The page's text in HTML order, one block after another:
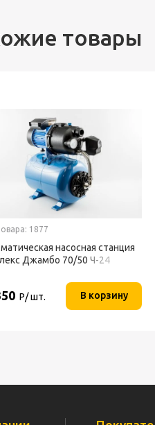
товары
1877
насосная станция
Джамбо 70/50 Ч-24
Р/ шт. В корзину